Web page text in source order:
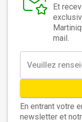
Et
mail.
En entrant votre
newsletter et